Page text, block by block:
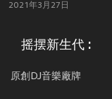
2021年3月27日
摇摆新生代 :
原創DJ音樂廠牌